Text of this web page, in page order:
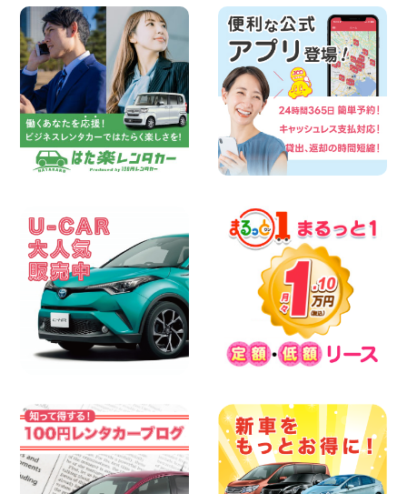
2026年08月07日
佐渡でのドライブは安全第一!交通事故に
ご注意ください 新潟県 佐渡空港店
100円レンタカー 佐渡空港
2026年08月07日
楽しい佐渡旅行を守るために!安全運転の
お願い 新潟県 両津店
100円レンタカー 両津
2026年08月07日
日産セレナが新入荷!!中川かの里店!! 愛知
☆ 夏休みクーポン登場!最大9,500円おト
ク! ☆ 鳥取県 鳥取青谷店
100円レンタカー 鳥取青谷
2026年08月07日
人気のハイエース!! 大阪府 寝屋川太間東
町店
100円レンタカー 寝屋川太間東町
2026年08月07日
2026年08月07日
夏季休暇のお知らせ 東京都 墨田文花店
100円レンタカー 墨田文花
2026年08月07日